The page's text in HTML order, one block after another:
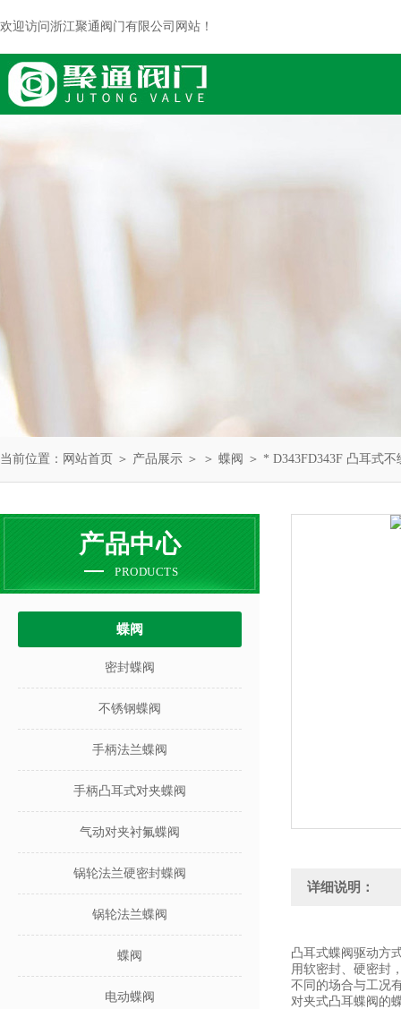
欢迎访问浙江聚通阀门有限公司网站！
当前位置： 网站首页 ＞ 产品展示 ＞ ＞ 蝶阀 ＞ * D343FD343F 凸耳式
产品中心
PRODUCTS
蝶阀
密封蝶阀
不锈钢蝶阀
手柄法兰蝶阀
手柄凸耳式对夹蝶阀
气动对夹衬氟蝶阀
锅轮法兰硬密封蝶阀
锅轮法兰蝶阀
蝶阀
电动蝶阀
详细说明：
凸耳式蝶阀驱动方
用软密封、硬密封
不同的场合与工况
对夹式凸耳蝶阀的